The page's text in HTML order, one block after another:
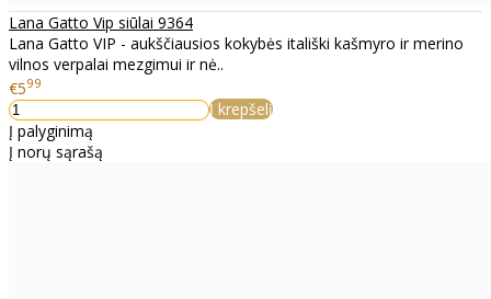
Lana Gatto Vip siūlai 9364
Lana Gatto VIP - aukščiausios kokybės itališki kašmyro ir merino
vilnos verpalai mezgimui ir nė..
€599
Į krepšelį
Į palyginimą
Į norų sąrašą